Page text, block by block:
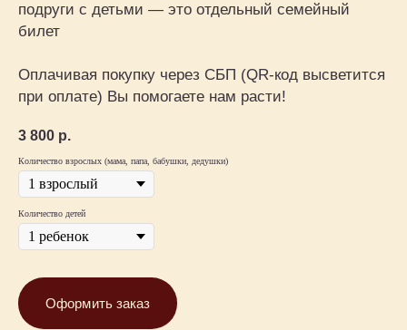
подруги с детьми — это отдельный семейный
билет
Оплачивая покупку через СБП (QR-код высветится
при оплате) Вы помогаете нам расти!
3 800 р.
Количество взрослых (мама, папа, бабушки, дедушки)
Количество детей
Оформить заказ